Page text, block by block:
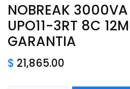
NOBREAK
UPO11-3RT 8C
GARANTIA
$ 21,865.00